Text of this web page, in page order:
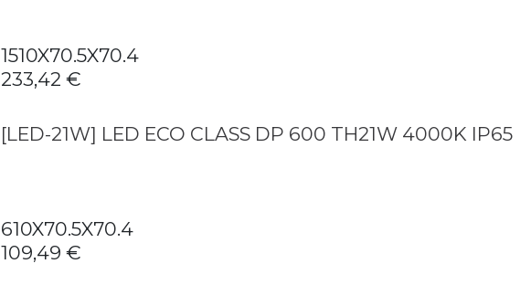
1510X70.5X70.4
233,42 €
[LED-21W] LED ECO CLASS DP 600 TH21W 4000K IP65
610X70.5X70.4
109,49 €